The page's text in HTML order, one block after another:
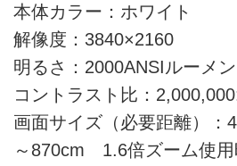
本体カラー：ホワイト
解像度：3840×2160
明るさ：2000ANSIルーメン
コントラスト比：
画面サイズ（必要距離）：
～870cm 1.6倍ズーム使用